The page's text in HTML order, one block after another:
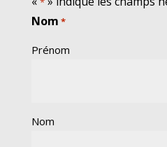
Nom *
Prénom
Nom